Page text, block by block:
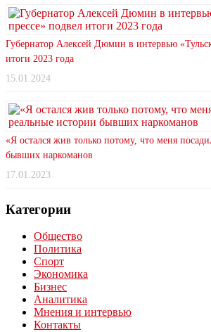
Губернатор Алексей Дюмин в интервью
итоги 2023 года
15.01.2024
«Я остался жив только потому, что меня
бывших наркоманов
17.01.2023
Категории
Общество
Политика
Спорт
Экономика
Бизнес
Аналитика
Мнения и интервью
Контакты